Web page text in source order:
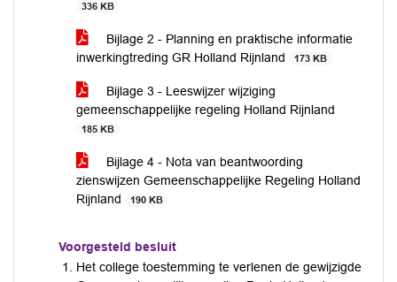
336 KB
Bijlage 2 - Planning en praktische informatie
inwerkingtreding GR Holland Rijnland
173 KB
Bijlage 3 - Leeswijzer wijziging
gemeenschappelijke regeling Holland Rijnland
185 KB
Bijlage 4 - Nota van beantwoording
zienswijzen Gemeenschappelijke Regeling Holland
Rijnland
190 KB
Voorgesteld besluit
Het college toestemming te verlenen de gewijzigde